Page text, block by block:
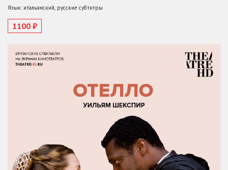
Язык: итальянский, русские субтитры
1100 ₽